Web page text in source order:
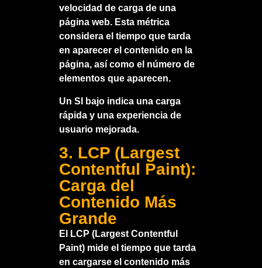
velocidad de carga de una
página web. Esta métrica
considera el tiempo que tarda
en aparecer el contenido en la
página, así como el número de
elementos que aparecen.
Un SI bajo indica una carga
rápida y una experiencia de
usuario mejorada.
3. LCP (Largest
Contentful Paint):
Carga del
Contenido Más
Grande
El LCP (Largest Contentful
Paint) mide el tiempo que tarda
en cargarse el contenido más